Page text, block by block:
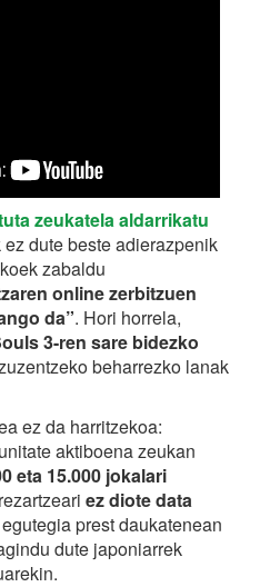
zeukatela aldarrikatu
dute beste adierazpenik
zabaldu
online zerbitzuen
da”. Hori horrela,
3-ren sare bidezko
beharrezko lanak
ez da harritzekoa:
aktiboena zeukan
eta 15.000 jokalari
ez diote data
prest daukatenean
dute japoniarrek